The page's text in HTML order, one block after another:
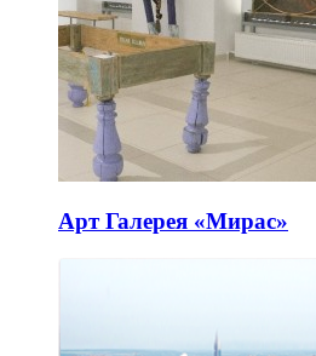
Арт Галерея «Мирас»